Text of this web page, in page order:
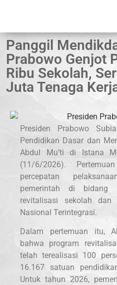
Panggil
Prabowo Genjot
Ribu Sekolah,
Juta Tenaga
Presiden Prabowo
Pendidikan Dasar dan
Abdul Mu’ti di Istana
(11/6/2026).
percepatan
pemerintah di bidang
revitalisasi sekolah dan
Nasional Terintegrasi.
Dalam pertemuan itu,
bahwa program
telah terealisasi 100
16.167 satuan
Untuk tahun 2026,